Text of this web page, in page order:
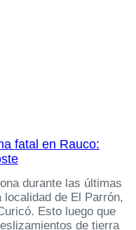
fatal en Rauco:
durante las últimas
de El Parrón,
Esto luego que
de tierra